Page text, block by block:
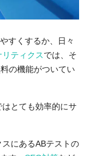
すくするか、日々
ティクスでは、そ
の機能がついてい
とても効率的にサ
にあるABテストの